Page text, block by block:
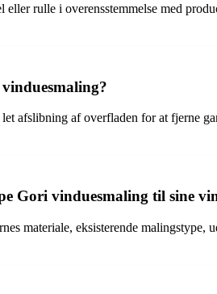
rulle i overensstemmelse med
afslibning af overfladen for at fjerne
Gori vinduesmaling til sine
materiale, eksisterende